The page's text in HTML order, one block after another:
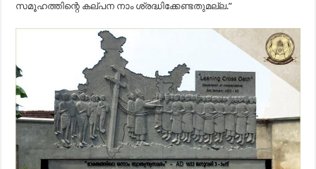
സമൂഹത്തിന്റെ കല്പന നാം ശ്രദ്ധിക്കേണ്ടതുമല്ല.”